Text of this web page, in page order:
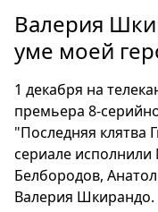
Россия
Мир
Еда
Туризм
Мода
Театр
Кино
Валерия
уме моей
1 декабря на
премьера 8-
"Последняя клятва
сериале
Белбородов,
Валерия Шкирандо.